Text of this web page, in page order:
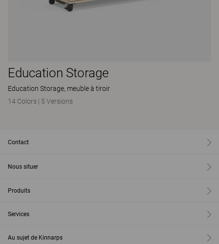
Education Storage
Education Storage, meuble à tiroir
14 Colors | 5 Versions
Contact
Nous situer
Produits
Services
Au sujet de Kinnarps